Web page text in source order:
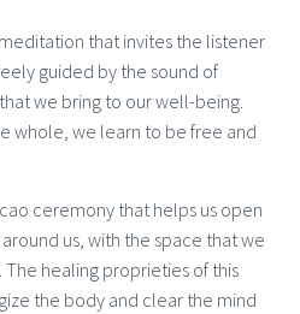
that invites the listener
guided by the sound of
we bring to our well-being.
whole, we learn to be free and
ceremony that helps us open
us, with the space that we
healing proprieties of this
the body and clear the mind